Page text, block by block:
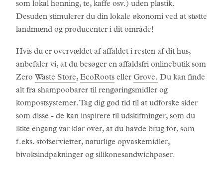
som lokal honning, te, kaffe osv.) uden plastik.
Desuden stimulerer du din lokale økonomi ved at støtte
landmænd og producenter i dit område!
Hvis du er overvældet af affaldet i resten af dit hus,
anbefaler vi, at du besøger en affaldsfri onlinebutik som
Zero Waste Store, EcoRoots eller Grove. Du kan finde
alt fra shampoobarer til rengøringsmidler og
kompostsystemer. Tag dig god tid til at udforske sider
som disse - de kan inspirere til udskiftninger, som du
ikke engang var klar over, at du havde brug for, som
f.eks. stofservietter, naturlige opvaskemidler,
bivoksindpakninger og silikonesandwichposer.